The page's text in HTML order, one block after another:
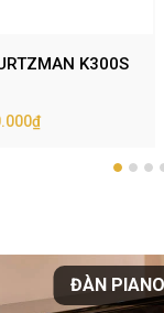
K300S
ĐÀN